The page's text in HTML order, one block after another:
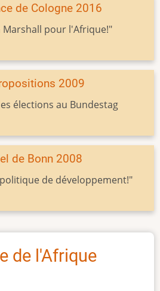
de Cologne 2016
Marshall pour l'Afrique!"
2009
élections au Bundestag
de Bonn 2008
de développement!"
de l'Afrique